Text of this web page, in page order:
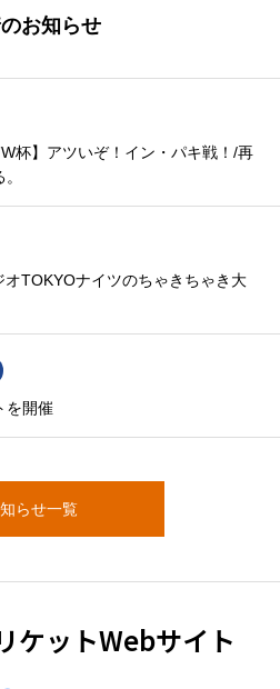
お知らせ
杯】アツいぞ！イン・パキ戦！/再
TOKYOナイツのちゃきちゃき大
を開催
らせ一覧
ケットWebサイト